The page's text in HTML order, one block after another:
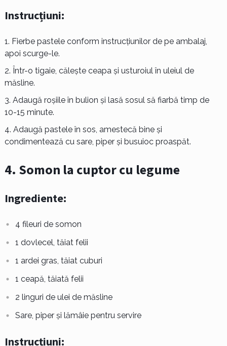
Instrucțiuni:
Fierbe pastele conform instrucțiunilor de pe ambalaj,
apoi scurge-le.
Într-o tigaie, călește ceapa și usturoiul în uleiul de
măsline.
Adaugă roșiile în bulion și lasă sosul să fiarbă timp de
10-15 minute.
Adaugă pastele în sos, amestecă bine și
condimentează cu sare, piper și busuioc proaspăt.
4. Somon la cuptor cu legume
Ingrediente:
4 fileuri de somon
1 dovlecel, tăiat felii
1 ardei gras, tăiat cuburi
1 ceapă, tăiată felii
2 linguri de ulei de măsline
Sare, piper și lămâie pentru servire
Instrucțiuni: